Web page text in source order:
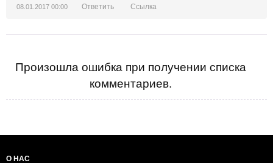
08.01.2017 00:00 Ответить Ссылка
Произошла ошибка при получении списка
комментариев.
О НАС